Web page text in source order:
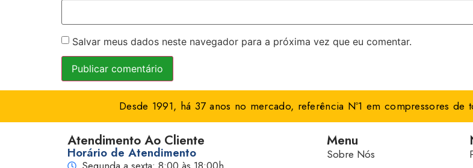
Salvar meus dados neste navegador para a próxima vez que eu comentar.
Desde 1991, há 37 anos no mercado, referência Nº1 em compressores
Atendimento Ao Cliente
Horário de Atendimento
Menu
Sobre Nós